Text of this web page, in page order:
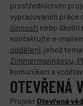
prostřednictvím
vypracováním práce
činnosti nebo školní
kontaktujte e-
oddělení, jehož
Zimmermannovou,
komunikaci a
OTEVŘENÁ
Projekt Otevřená